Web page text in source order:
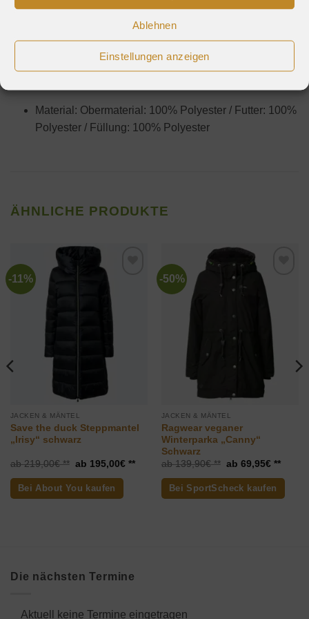
Ablehnen
Einstellungen anzeigen
Druckknopfleiste
Verdeckter Reißverschluss
Warm gefüttert
Material: Obermaterial: 100% Polyester / Futter: 100%
Polyester / Füllung: 100% Polyester
ÄHNLICHE PRODUKTE
-11%
Wunschliste
hinzufügen
JACKEN & MÄNTEL
Save the duck Steppmantel
„Irisy“ schwarz
219,00€
Ursprünglicher
war:
219,00€
195,00€
Aktueller
195,00€.
Bei About You kaufen
-50%
Zur
Wunschliste
hinzufügen
JACKEN & MÄNTEL
Ragwear veganer
Winterparka „Canny“
Schwarz
139,90€
Ursprünglicher
war:
139,90€
69,95€
ist:
Bei SportScheck kaufen
Die nächsten Termine
Aktuell keine Termine eingetragen